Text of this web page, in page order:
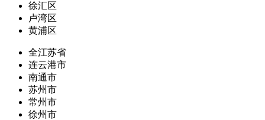
徐汇区
卢湾区
黄浦区
全江苏省
连云港市
南通市
苏州市
常州市
徐州市